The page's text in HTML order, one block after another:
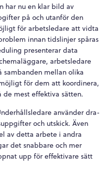
har nu en klar bild av
på och utanför den
för arbetsledare att vidta
innan tidslinjer spåras
presenterar data
arbetsledare
sambanden mellan olika
för dem att koordinera,
de mest effektiva sätten.
använder dra-
och utskick. Även
av detta arbete i andra
det snabbare och mer
upp för effektivare sätt